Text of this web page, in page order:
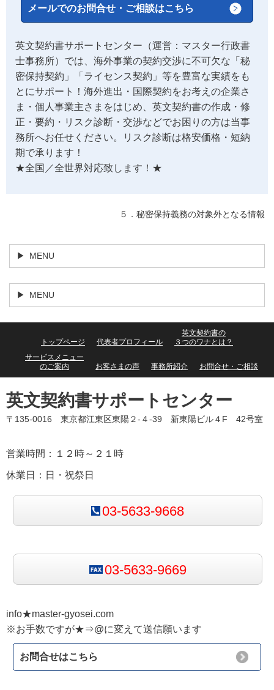
メールでのお問合せ・ご相談はこちら
英文契約書サポートセンター（運営：マスター行政書
士事務所）では、海外事業の契約交渉に不可欠な「秘
密保持契約」「ライセンス契約」等を豊富な実績をも
とにサポート！海外進出・国際契約をお考えの企業さ
ま・個人事業主さまをはじめ、英文契約書の作成・修
正・要約・リスク診断・交渉などでお困りの方は当事
務所へお任せください。リスク診断は格安価格・短納
期で承ります！
★全国／全世界対応致します！★
５．秘密保持義務の対象外となる情報
MENU
MENU
トップページ 代表者プロフィール
英文契約書の
３つのワナとは？
サービスメニュー
のご案内
お客さまの声 事務所紹介 お問合せ・ご相談
英文契約書サポートセンター
〒135-0016 東京都江東区東陽２-４-39 新東陽ビル４F 42号室
営業時間：１２時～２１時
休業日：日・祝祭日
03-5633-9668
03-5633-9669
info★master-gyosei.com
※お手数ですが★⇒@に変えて送信願います
お問合せはこちら